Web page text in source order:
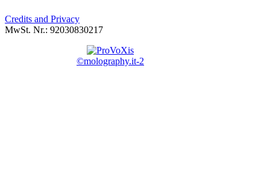
Credits and Privacy
MwSt. Nr.: 92030830217
©molography.it-2